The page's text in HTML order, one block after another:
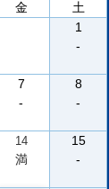
金
土
1
-
7
-
8
-
14
満
15
-